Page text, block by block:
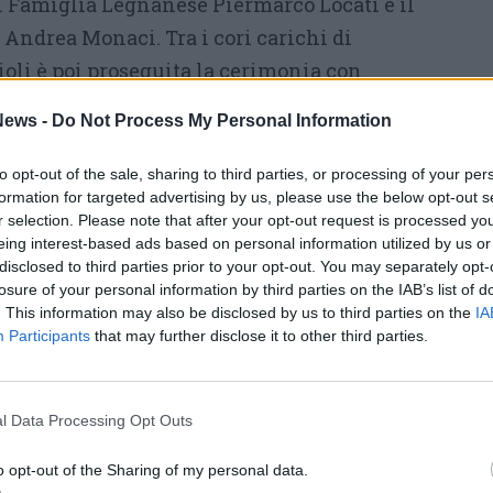
- Do Not Process My Personal Information
opt-out of the sale, sharing to third parties, or processing of your
for targeted advertising by us, please use the below opt-out
selection. Please note that after your opt-out request is processed
interest-based ads based on personal information utilized by us
to third parties prior to your opt-out. You may separately
of your personal information by third parties on the IAB’s list of
This information may also be disclosed by us to third parties on the
Participants that may further disclose it to other third parties.
Data Processing Opt Outs
opt-out of the Sharing of my personal data.
Monaci. Tra i cori carichi di
è poi proseguita la cerimonia con
contrade al Palio
al supremo magistrato, e la
.
magistrato e il ricordo a
è Legnano. Lo diremo anche al
– ha detto il supremo magistrato
l’appuntamento al Quirinale in
– porteremo a Lui questa piazza,
e i nostri colori fino al colle più alto
a Milano, all’Arcivescovo, con cui